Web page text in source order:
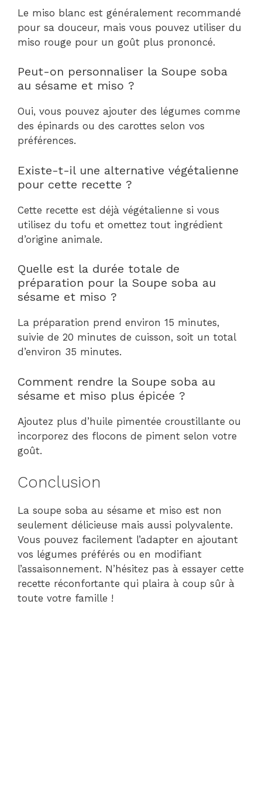
Le miso blanc est généralement recommandé
pour sa douceur, mais vous pouvez utiliser du
miso rouge pour un goût plus prononcé.
Peut-on personnaliser la Soupe soba
au sésame et miso ?
Oui, vous pouvez ajouter des légumes comme
des épinards ou des carottes selon vos
préférences.
Existe-t-il une alternative végétalienne
pour cette recette ?
Cette recette est déjà végétalienne si vous
utilisez du tofu et omettez tout ingrédient
d’origine animale.
Quelle est la durée totale de
préparation pour la Soupe soba au
sésame et miso ?
La préparation prend environ 15 minutes,
suivie de 20 minutes de cuisson, soit un total
d’environ 35 minutes.
Comment rendre la Soupe soba au
sésame et miso plus épicée ?
Ajoutez plus d’huile pimentée croustillante ou
incorporez des flocons de piment selon votre
goût.
Conclusion
La soupe soba au sésame et miso est non
seulement délicieuse mais aussi polyvalente.
Vous pouvez facilement l’adapter en ajoutant
vos légumes préférés ou en modifiant
l’assaisonnement. N’hésitez pas à essayer cette
recette réconfortante qui plaira à coup sûr à
toute votre famille !